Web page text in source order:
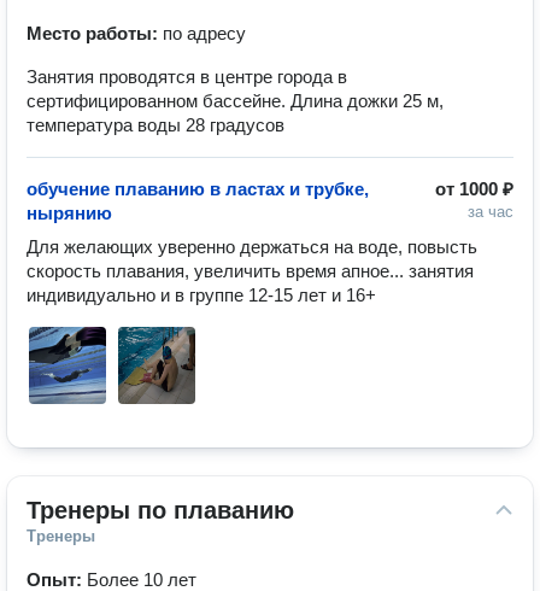
Место работы: по адресу
Занятия проводятся в центре города в
сертифицированном бассейне. Длина дожки 25 м,
температура воды 28 градусов
от 1000 ₽
за час
обучение плаванию в ластах и трубке,
нырянию
Для желающих уверенно держаться на воде, повысть
скорость плавания, увеличить время апное... занятия
индивидуально и в группе 12-15 лет и 16+
Тренеры по плаванию
Тренеры
Опыт: Более 10 лет